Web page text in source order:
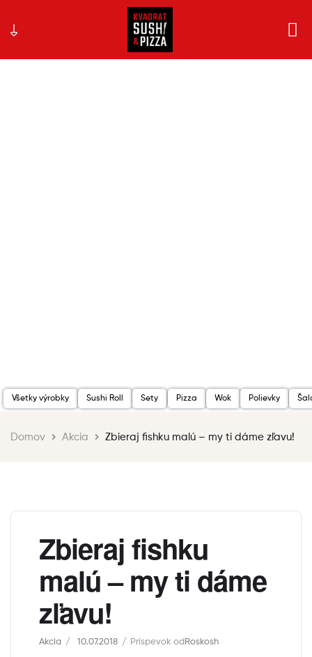
Všetky výrobky Sushi Roll Sety Pizza Wok Polievky
Domov Akcia Zbieraj fishku malú – my ti dáme zľavu!
Zbieraj fishku
malú – my ti dáme
zľavu!
Akcia 10.07.2018 Príspevok od Roskosh